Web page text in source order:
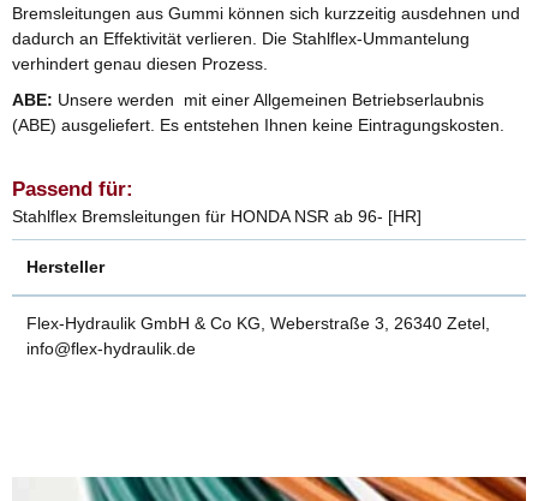
Bremsleitungen aus Gummi können sich kurzzeitig ausdehnen und
dadurch an Effektivität verlieren. Die Stahlflex-Ummantelung
verhindert genau diesen Prozess.
ABE: Unsere werden mit einer Allgemeinen Betriebserlaubnis
(ABE) ausgeliefert. Es entstehen Ihnen keine Eintragungskosten.
Passend für:
Stahlflex Bremsleitungen für HONDA NSR ab 96- [HR]
Hersteller
Flex-Hydraulik GmbH & Co KG, Weberstraße 3, 26340 Zetel,
info@flex-hydraulik.de